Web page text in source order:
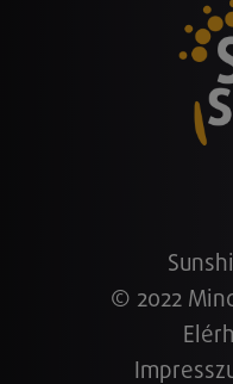
© 2022